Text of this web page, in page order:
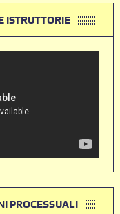
ISTRUTTORIE
PROCESSUALI